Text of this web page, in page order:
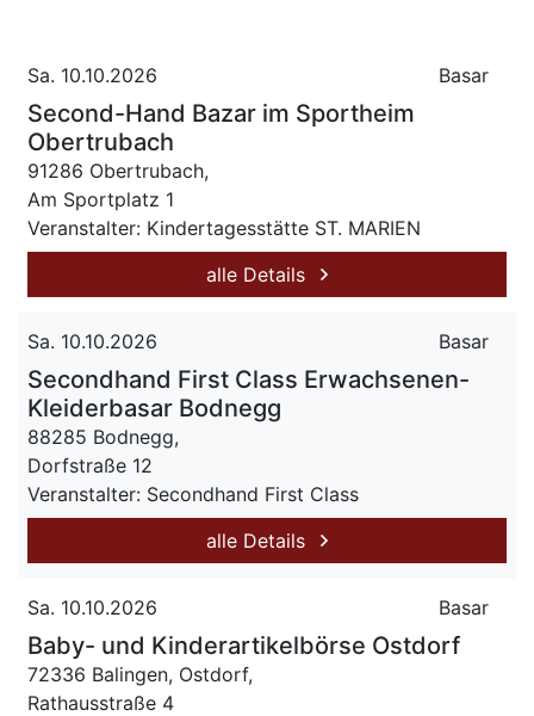
Sa. 10.10.2026 Basar
Second-Hand Bazar im Sportheim
Obertrubach
91286 Obertrubach,
Am Sportplatz 1
Veranstalter: Kindertagesstätte ST. MARIEN
alle Details
Sa. 10.10.2026 Basar
Secondhand First Class Erwachsenen-
Kleiderbasar Bodnegg
88285 Bodnegg,
Dorfstraße 12
Veranstalter: Secondhand First Class
alle Details
Sa. 10.10.2026 Basar
Baby- und Kinderartikelbörse Ostdorf
72336 Balingen, Ostdorf,
Rathausstraße 4